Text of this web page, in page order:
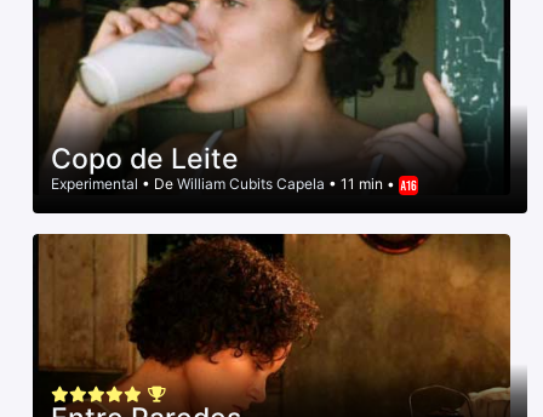
Copo de Leite
Experimental • De William Cubits Capela • 11 min •